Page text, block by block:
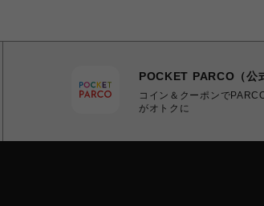
POCKET PARCO（公
コイン＆クーポンで
がオトクに